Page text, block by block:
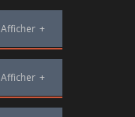
Afficher +
Afficher +